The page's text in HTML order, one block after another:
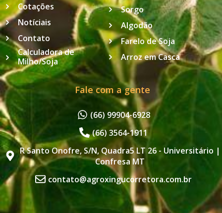
Cotações
Notíciais
Contato
Calculadora de
Milho/Soja
Sorgo
Algodão
Farelo de Soja
Arroz em Casca
Fale com a gente
(66) 99904-6928
(66) 3564-1911
R Santo Onofre, S/N, Quadra5 LT 26 - Universitário |
Confresa MT
contato@agroxingucorretora.com.br